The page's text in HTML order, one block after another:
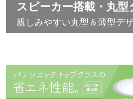
スピーカー搭載・丸型
親しみやすい丸型＆薄型デザ